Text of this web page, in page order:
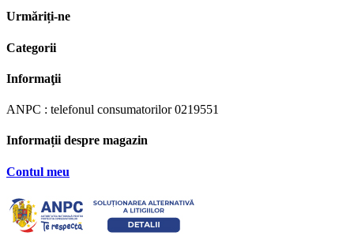
Urmăriți-ne
Categorii
Informaţii
ANPC : telefonul consumatorilor 0219551
Informații despre magazin
Contul meu